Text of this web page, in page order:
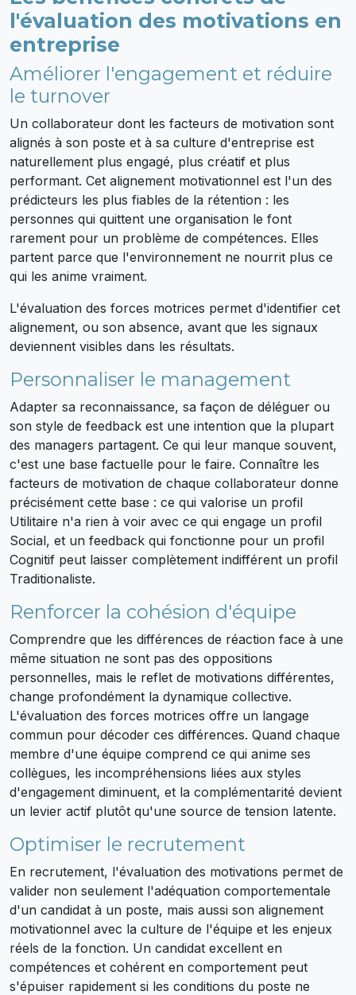
l'évaluation des motivations en
entreprise
Améliorer l'engagement et réduire
le turnover
Un collaborateur dont les facteurs de motivation sont
alignés à son poste et à sa culture d'entreprise est
naturellement plus engagé, plus créatif et plus
performant. Cet alignement motivationnel est l'un des
prédicteurs les plus fiables de la rétention : les
personnes qui quittent une organisation le font
rarement pour un problème de compétences. Elles
partent parce que l'environnement ne nourrit plus ce
qui les anime vraiment.
L'évaluation des forces motrices permet d'identifier cet
alignement, ou son absence, avant que les signaux
deviennent visibles dans les résultats.
Personnaliser le management
Adapter sa reconnaissance, sa façon de déléguer ou
son style de feedback est une intention que la plupart
des managers partagent. Ce qui leur manque souvent,
c'est une base factuelle pour le faire. Connaître les
facteurs de motivation de chaque collaborateur donne
précisément cette base : ce qui valorise un profil
Utilitaire n'a rien à voir avec ce qui engage un profil
Social, et un feedback qui fonctionne pour un profil
Cognitif peut laisser complètement indifférent un profil
Traditionaliste.
Renforcer la cohésion d'équipe
Comprendre que les différences de réaction face à une
même situation ne sont pas des oppositions
personnelles, mais le reflet de motivations différentes,
change profondément la dynamique collective.
L'évaluation des forces motrices offre un langage
commun pour décoder ces différences. Quand chaque
membre d'une équipe comprend ce qui anime ses
collègues, les incompréhensions liées aux styles
d'engagement diminuent, et la complémentarité devient
un levier actif plutôt qu'une source de tension latente.
Optimiser le recrutement
En recrutement, l'évaluation des motivations permet de
valider non seulement l'adéquation comportementale
d'un candidat à un poste, mais aussi son alignement
motivationnel avec la culture de l'équipe et les enjeux
réels de la fonction. Un candidat excellent en
compétences et cohérent en comportement peut
s'épuiser rapidement si les conditions du poste ne